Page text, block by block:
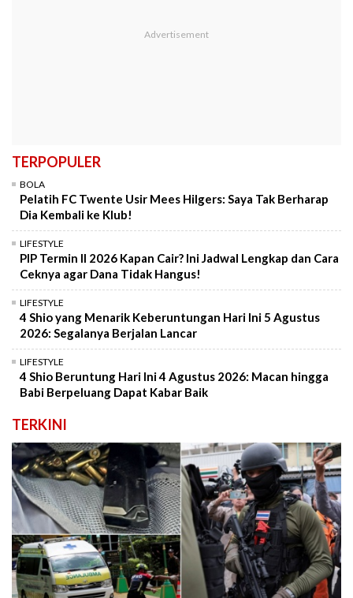
TERPOPULER
BOLA
Pelatih FC Twente Usir Mees Hilgers: Saya Tak Berharap
Dia Kembali ke Klub!
LIFESTYLE
PIP Termin II 2026 Kapan Cair? Ini Jadwal Lengkap dan Cara
Ceknya agar Dana Tidak Hangus!
LIFESTYLE
4 Shio yang Menarik Keberuntungan Hari Ini 5 Agustus
2026: Segalanya Berjalan Lancar
LIFESTYLE
4 Shio Beruntung Hari Ini 4 Agustus 2026: Macan hingga
Babi Berpeluang Dapat Kabar Baik
TERKINI